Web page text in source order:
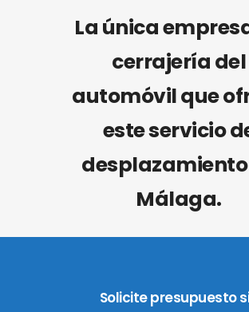
La única
cerrajería del
automóvil que
este servicio
desplazamiento
Málaga.
Solicite presupuesto